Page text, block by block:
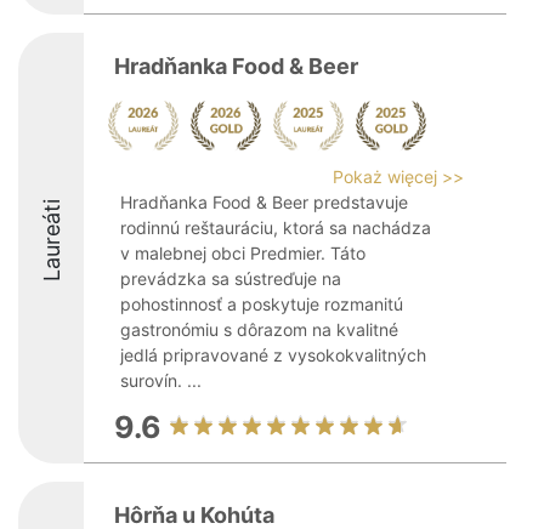
Laureáti
Hradňanka Food & Beer
Pokaż więcej >>
Hradňanka Food & Beer predstavuje
rodinnú reštauráciu, ktorá sa nachádza
v malebnej obci Predmier. Táto
prevádzka sa sústreďuje na
pohostinnosť a poskytuje rozmanitú
gastronómiu s dôrazom na kvalitné
jedlá pripravované z vysokokvalitných
surovín. ...
9.6
Hôrňa u Kohúta